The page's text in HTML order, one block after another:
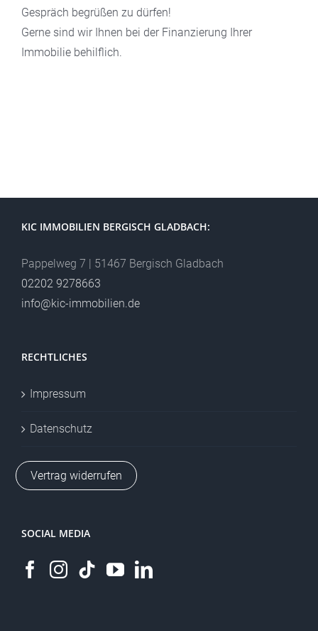
Gespräch begrüßen zu dürfen!
Gerne sind wir Ihnen bei der Finanzierung Ihrer
Immobilie behilflich.
KIC IMMOBILIEN BERGISCH GLADBACH:
Pappelweg 7 | 51467 Bergisch Gladbach
02202 9278663
info@kic-immobilien.de
RECHTLICHES
Impressum
Datenschutz
Vertrag widerrufen
SOCIAL MEDIA